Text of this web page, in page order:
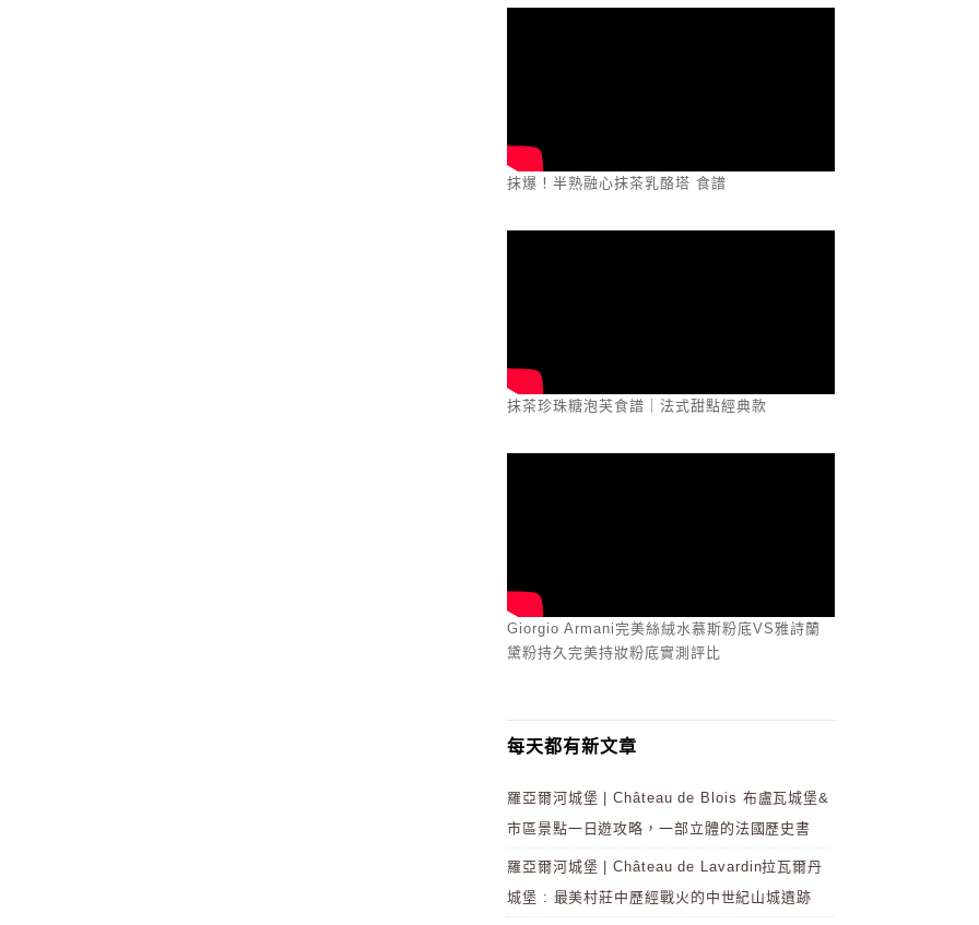
抹爆！半熟融心抹茶乳酪塔 食譜
抹茶珍珠糖泡芙食譜｜法式甜點經典款
Giorgio Armani完美絲絨水慕斯粉底VS雅詩蘭
黛粉持久完美持妝粉底實測評比
每天都有新文章
羅亞爾河城堡 | Château de Blois 布盧瓦城堡&
市區景點一日遊攻略，一部立體的法國歷史書
羅亞爾河城堡 | Château de Lavardin拉瓦爾丹
城堡 : 最美村莊中歷經戰火的中世紀山城遺跡